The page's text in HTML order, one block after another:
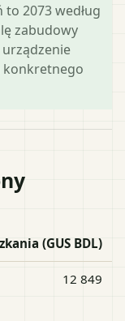
2073 według
zabudowy
konkretnego
(GUS BDL)
12 849